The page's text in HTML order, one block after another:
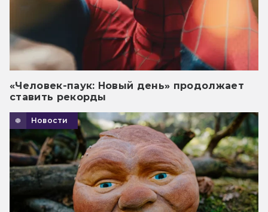
«Человек-паук: Новый день» продолжает
ставить рекорды
Новости